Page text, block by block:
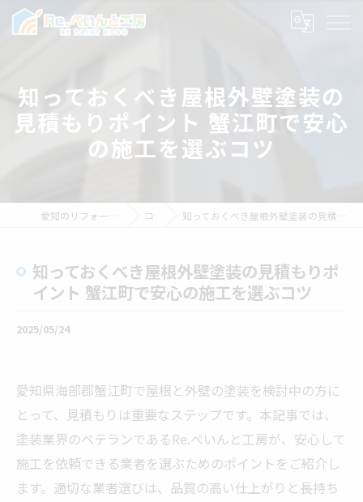
知っておくべき屋根外壁塗装の
見積もりポイント 蟹江町で安心
の施工を選ぶコツ
愛知のリフォームならRe.ぺいんと工房 コラム 知っておくべき屋根外壁塗装の見積もりポイント 蟹江町で安心の施工を選ぶコツ
知っておくべき屋根外壁塗装の見積もりポ
イント 蟹江町で安心の施工を選ぶコツ
2025/05/24
愛知県海部郡蟹江町で屋根と外壁の塗装を検討中の方に
とって、見積もりは重要なステップです。本記事では、
塗装業界のベテランであるRe.ぺいんと工房が、安心して
施工を依頼できる業者を選ぶためのポイントをご紹介し
ます。適切な業者選びは、品質の高い仕上がりと長持ち